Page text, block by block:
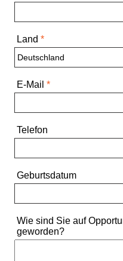
Land *
E-Mail *
Telefon
Geburtsdatum
Wie sind Sie auf
geworden?